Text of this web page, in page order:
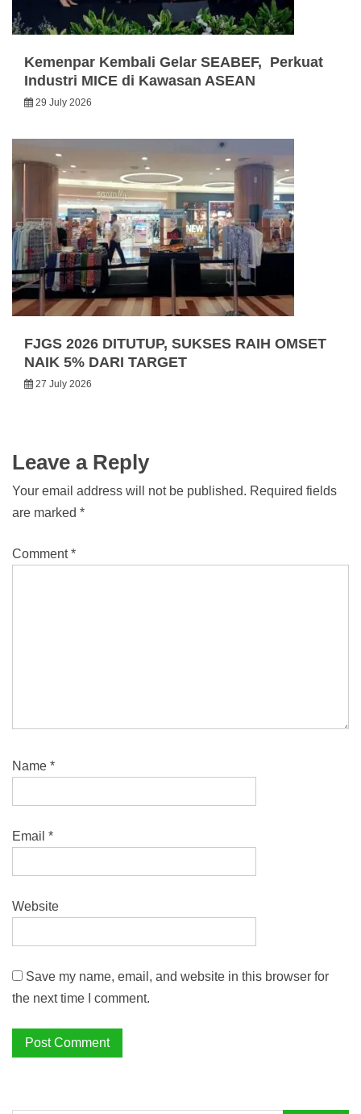
Kemenpar Kembali Gelar SEABEF, Perkuat
Industri MICE di Kawasan ASEAN
29 July 2026
FJGS 2026 DITUTUP, SUKSES RAIH OMSET
NAIK 5% DARI TARGET
27 July 2026
Leave a Reply
Your email address will not be published. Required fields
are marked *
Comment*
Name *
Email *
Website
Save my name, email, and website in this browser for
the next time I comment.